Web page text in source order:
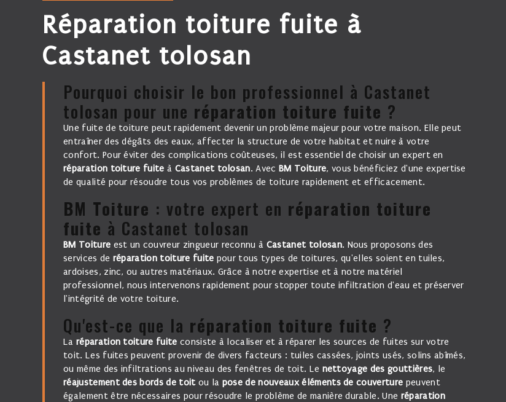
réparation toiture fuite à
Castanet tolosan
Pourquoi choisir le bon professionnel à Castanet
tolosan pour une réparation toiture fuite ?
Une fuite de toiture peut rapidement devenir un problème majeur pour votre maison. Elle peut
entraîner des dégâts des eaux, affecter la structure de votre habitat et nuire à votre
confort. Pour éviter des complications coûteuses, il est essentiel de choisir un expert en
réparation toiture fuite à Castanet tolosan. AvecBM Toiture, vous bénéficiez d'une expertise
de qualité pour résoudre tous vos problèmes de toiture rapidement et efficacement.
BM Toiture : votre expert en réparation toiture
fuite à Castanet tolosan
BM Toiture est un couvreur zingueur reconnu à Castanet tolosan. Nous proposons des
services de réparation toiture fuite pour tous types de toitures, qu'elles soient en tuiles,
ardoises, zinc, ou autres matériaux. Grâce à notre expertise et à notre matériel
professionnel, nous intervenons rapidement pour stopper toute infiltration d'eau et préserver
l'intégrité de votre toiture.
Qu'est-ce que la réparation toiture fuite ?
La réparation toiture fuite consiste à localiser et à réparer les sources de fuites sur votre
toit. Les fuites peuvent provenir de divers facteurs : tuiles cassées, joints usés, solins abîmés,
ou même des infiltrations au niveau des fenêtres de toit. Le nettoyage des gouttières, le
réajustement des bords de toitou la pose de nouveaux éléments de couverture peuvent
également être nécessaires pour résoudre le problème de manière durable. Une réparation